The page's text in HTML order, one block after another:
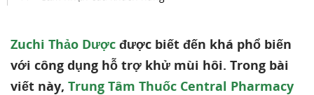
Zuchi Thảo Dược được biết đến khá phổ biến
với công dụng hỗ trợ khử mùi hôi. Trong bài
viết này, Trung Tâm Thuốc Central Pharmacy